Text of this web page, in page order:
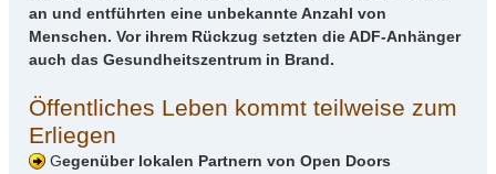
an und entführten eine unbekannte Anzahl von
Menschen. Vor ihrem Rückzug setzten die ADF-Anhänger
auch das Gesundheitszentrum in Brand.
Öffentliches Leben kommt teilweise zum
Erliegen
Gegenüber lokalen Partnern von Open Doors